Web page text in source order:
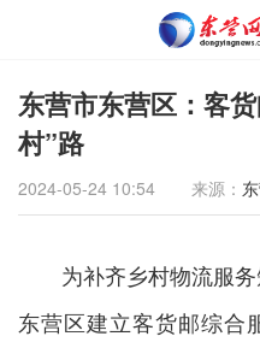
东营市东营区：客
村”路
2024-05-24 10:54 来源：
为补齐乡村物流服务
东营区建立客货邮综合